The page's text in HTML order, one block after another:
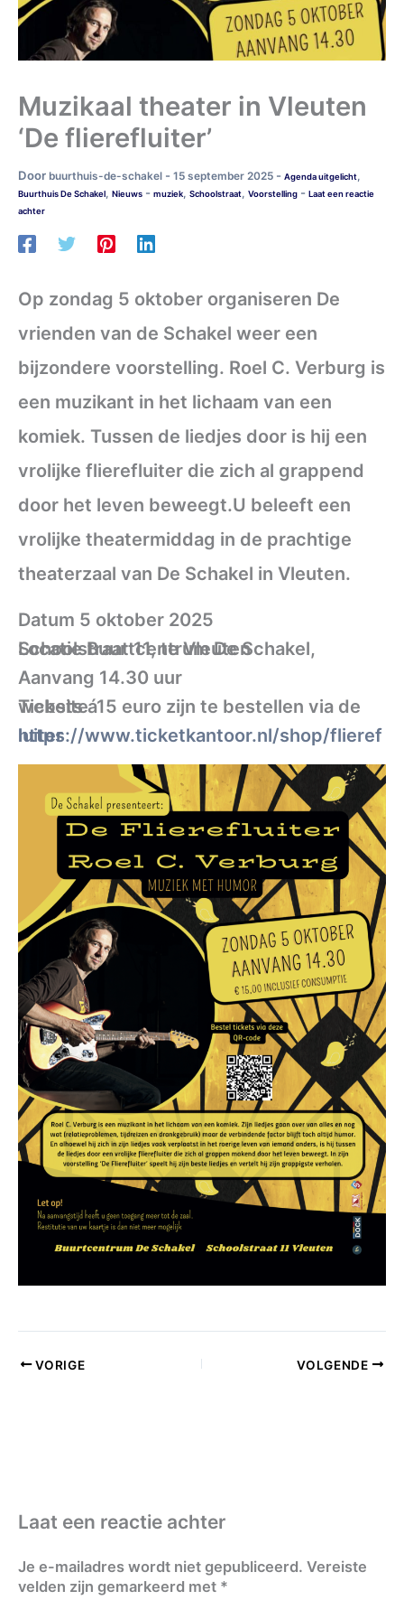
Muzikaal theater in Vleuten
‘De flierefluiter’
Door buurthuis-de-schakel - 15 september 2025 - Agenda uitgelicht,
Buurthuis De Schakel, Nieuws - muziek, Schoolstraat, Voorstelling - Laat een reactie
achter
Op zondag 5 oktober organiseren De
vrienden van de Schakel weer een
bijzondere voorstelling. Roel C. Verburg is
een muzikant in het lichaam van een
komiek. Tussen de liedjes door is hij een
vrolijke flierefluiter die zich al grappend
door het leven beweegt.U beleeft een
vrolijke theatermiddag in de prachtige
theaterzaal van De Schakel in Vleuten.
Datum 5 oktober 2025
Locatie Buurtcentrum De Schakel, Schoolstraat 11, te Vleuten
Aanvang 14.30 uur
Tickets á15 euro zijn te bestellen via de website
https://www.ticketkantoor.nl/shop/flierefluiter
VORIGE VOLGENDE
Laat een reactie achter
Je e-mailadres wordt niet gepubliceerd. Vereiste
velden zijn gemarkeerd met *